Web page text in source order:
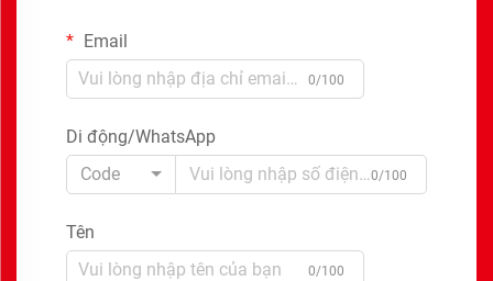
Email
0/100
Di động/WhatsApp
Code
0/100
Tên
0/100